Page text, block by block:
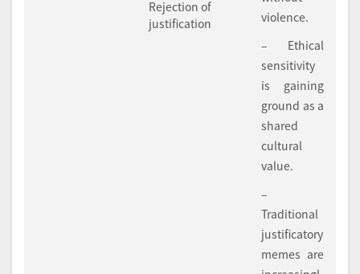
Rejection of
justification
violence.
– Ethical
sensitivity
is gaining
ground as a
shared
cultural
value.
–
Traditional
justificatory
memes are